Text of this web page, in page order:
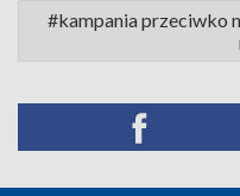
#kampania przeciwko